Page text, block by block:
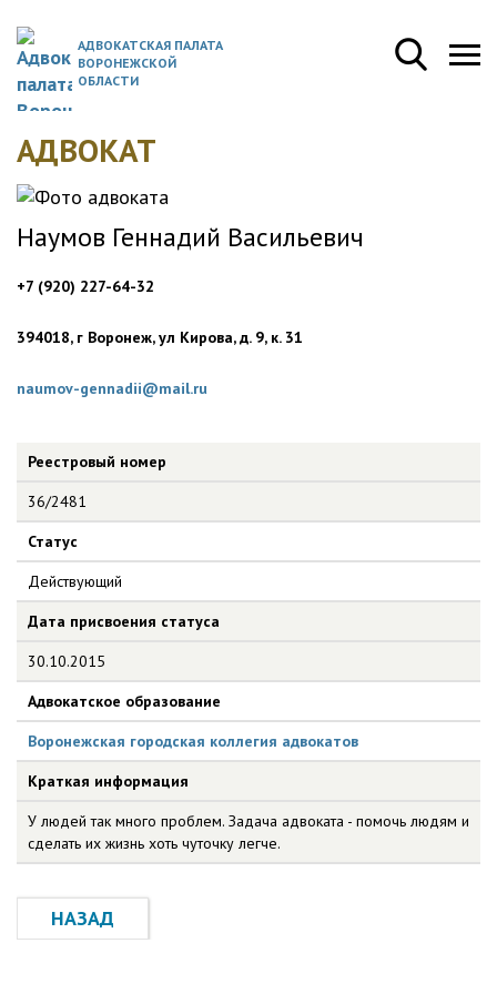
АДВОКАТСКАЯ ПАЛАТА
ВОРОНЕЖСКОЙ
ОБЛАСТИ
АДВОКАТ
Наумов Геннадий Васильевич
+7 (920) 227-64-32
394018, г Воронеж, ул Кирова, д. 9, к. 31
naumov-gennadii@mail.ru
Реестровый номер
36/2481
Статус
Действующий
Дата присвоения статуса
30.10.2015
Адвокатское образование
Воронежская городская коллегия адвокатов
Краткая информация
У людей так много проблем. Задача адвоката - помочь людям и
сделать их жизнь хоть чуточку легче.
НАЗАД